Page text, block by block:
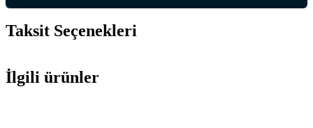
Taksit Seçenekleri
İlgili ürünler